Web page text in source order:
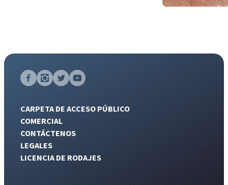
CARPETA DE ACCESO PÚBLICO
COMERCIAL
CONTÁCTENOS
LEGALES
LICENCIA DE RODAJES